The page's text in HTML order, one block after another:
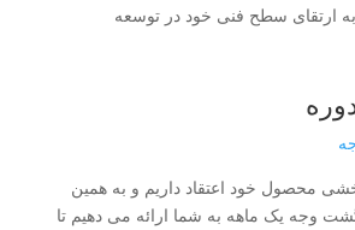
ارتقای سطح فنی خود در توسعه
محصول خود اعتقاد داریم و به همین
وجه یک ماهه به شما ارائه می دهیم تا